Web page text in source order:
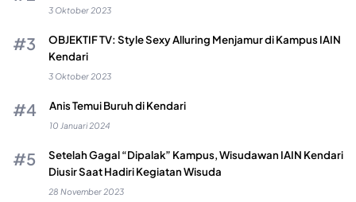
3 Oktober 2023
OBJEKTIF TV: Style Sexy Alluring Menjamur di Kampus IAIN
Kendari
3 Oktober 2023
Anis Temui Buruh di Kendari
10 Januari 2024
Setelah Gagal “Dipalak” Kampus, Wisudawan IAIN Kendari
Diusir Saat Hadiri Kegiatan Wisuda
28 November 2023